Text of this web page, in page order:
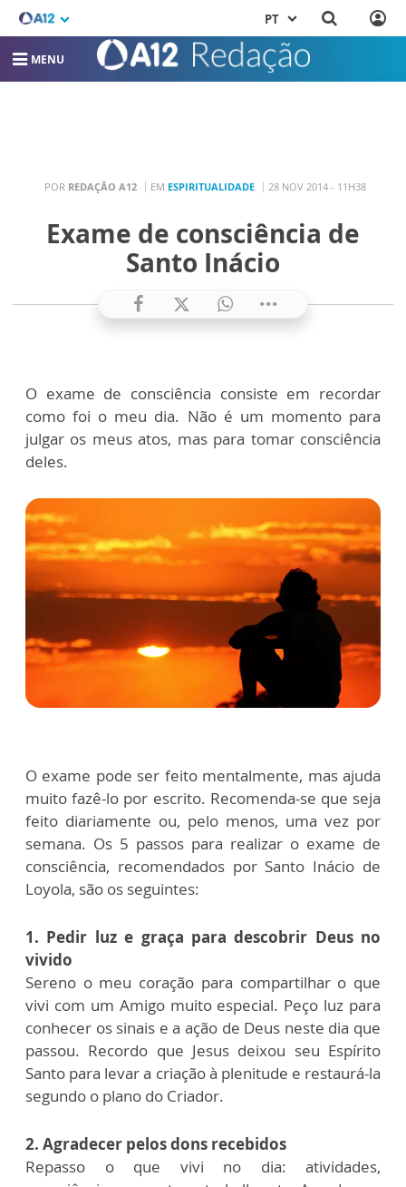
PT
MENU
POR REDAÇÃO A12 EM ESPIRITUALIDADE 28 NOV 2014 - 11H38
Exame de consciência de
Santo Inácio
O exame de consciência consiste em recordar
como foi o meu dia. Não é um momento para
julgar os meus atos, mas para tomar consciência
deles.
O exame pode ser feito mentalmente, mas ajuda
muito fazê-lo por escrito. Recomenda-se que seja
feito diariamente ou, pelo menos, uma vez por
semana. Os 5 passos para realizar o exame de
consciência, recomendados por Santo Inácio de
Loyola, são os seguintes:
1. Pedir luz e graça para descobrir Deus no
vivido
Sereno o meu coração para compartilhar o que
vivi com um Amigo muito especial. Peço luz para
conhecer os sinais e a ação de Deus neste dia que
passou. Recordo que Jesus deixou seu Espírito
Santo para levar a criação à plenitude e restaurá-la
segundo o plano do Criador.
2. Agradecer pelos dons recebidos
Repasso o que vivi no dia: atividades,